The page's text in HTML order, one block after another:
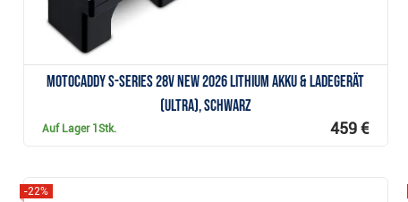
Motocaddy S-Series 28V NEW 2026 Lithium Akku & Ladegerät
(ULTRA), schwarz
Auf Lager 1Stk. 459 €
-22%